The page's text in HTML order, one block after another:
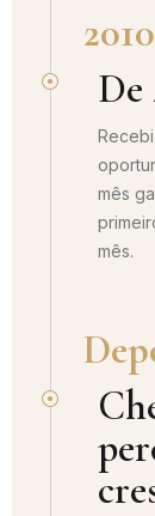
2010
De
mês
mês.